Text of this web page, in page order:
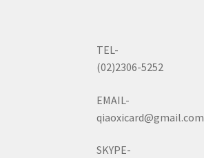
TEL-
(02)2306-5252
EMAIL-
qiaoxicard@gmail.com
SKYPE-